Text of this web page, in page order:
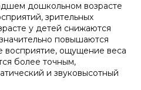
дошкольном возрасте
зрительных
у детей снижаются
повышаются
восприятие, ощущение веса
более точным,
и звуковысотный